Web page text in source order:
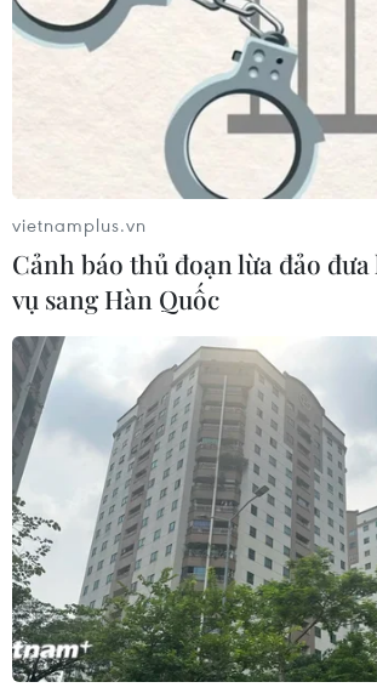
TIN CÙNG CHUYÊN MỤC
Italy và Hy Lạp trở thành điểm nóng
của virus Tây sông Nile
06/08/2026 13:24
vietnamplus.vn
Cảnh báo thủ đoạn lừa đảo
vụ sang Hàn Quốc